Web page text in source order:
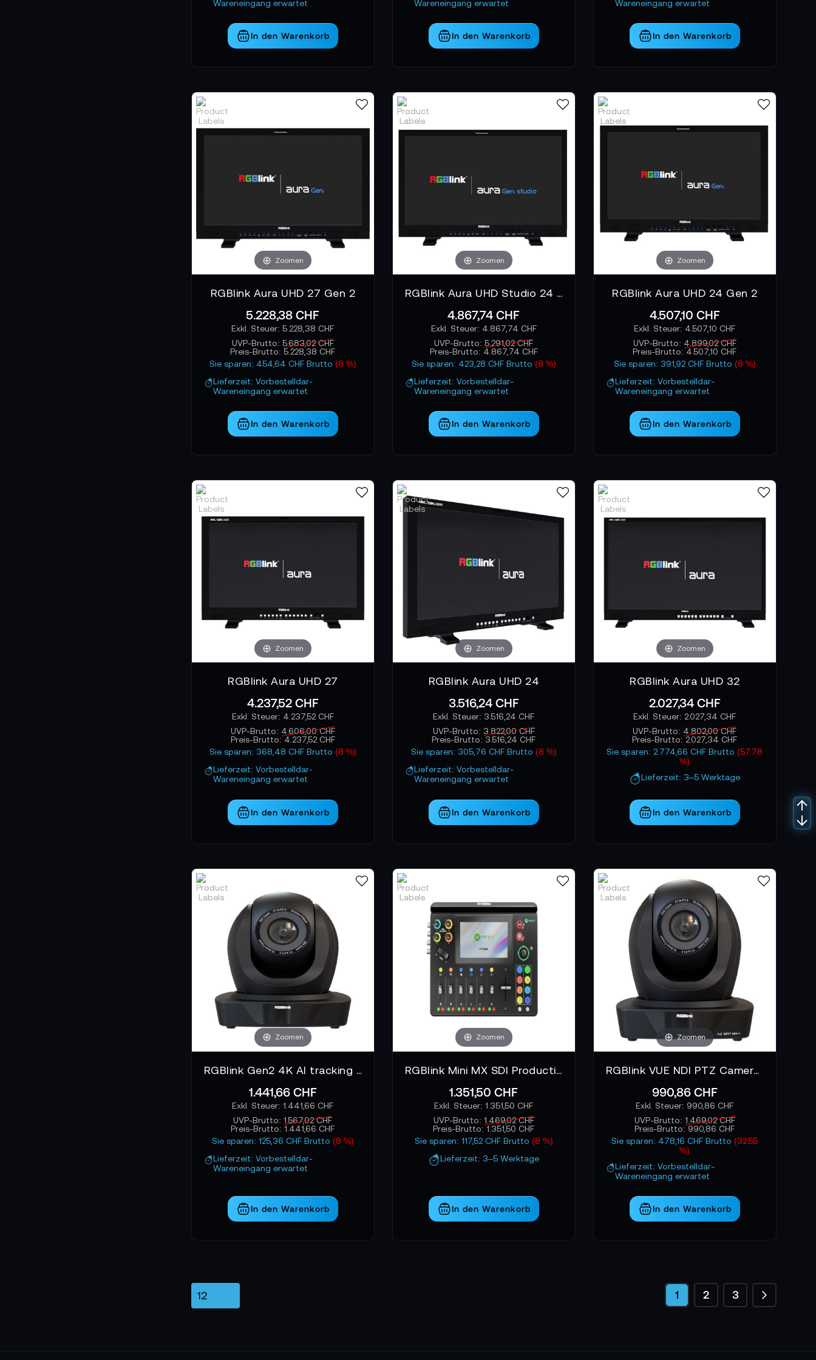
Wareneingang erwartet
In den Warenkorb
Wareneingang erwartet
In den Warenkorb
Wareneingang erwartet
In den Warenkorb
Zoomen
RGBlink Aura UHD 27 Gen 2
5.228,38 CHF
5.228,38 CHF
UVP-Brutto: 5.683,02 CHF
Preis-Brutto:5.228,38 CHF
Sie sparen: 454,64 CHF Brutto (8 %)
Lieferzeit: Vorbestelldar-
Wareneingang erwartet
In den Warenkorb
Zoomen
RGBlink Aura UHD Studio 24 Gen 2
4.867,74 CHF
4.867,74 CHF
UVP-Brutto:5.291,02 CHF
Preis-Brutto: 4.867,74 CHF
Sie sparen: 423,28 CHF Brutto (8 %)
Lieferzeit: Vorbestelldar-
Wareneingang erwartet
In den Warenkorb
Zoomen
RGBlink Aura UHD 24 Gen 2
4.507,10 CHF
4.507,10 CHF
UVP-Brutto: 4.899,02 CHF
Preis-Brutto:4.507,10 CHF
Sie sparen: 391,92 CHF Brutto (8 %)
Lieferzeit: Vorbestelldar-
Wareneingang erwartet
In den Warenkorb
Zoomen
RGBlink Aura UHD 27
4.237,52 CHF
4.237,52 CHF
UVP-Brutto: 4.606,00 CHF
Preis-Brutto:4.237,52 CHF
Sie sparen: 368,48 CHF Brutto (8 %)
Lieferzeit: Vorbestelldar-
Wareneingang erwartet
In den Warenkorb
Zoomen
RGBlink Aura UHD 24
3.516,24 CHF
3.516,24 CHF
UVP-Brutto: 3.822,00 CHF
Preis-Brutto:3.516,24 CHF
Sie sparen: 305,76 CHF Brutto (8 %)
Lieferzeit: Vorbestelldar-
Wareneingang erwartet
In den Warenkorb
Zoomen
RGBlink Aura UHD 32
2.027,34 CHF
2.027,34 CHF
UVP-Brutto: 4.802,00 CHF
Preis-Brutto:2.027,34 CHF
Sie sparen: 2.774,66 CHF Brutto(57.78
%)
Lieferzeit: 3–5 Werktage
In den Warenkorb
Zoomen
RGBlink Gen2 4K AI tracking VUE PTZ Camera 20x Optical Zoom with NDI
1.441,66 CHF
1.441,66 CHF
UVP-Brutto:1.567,02 CHF
Preis-Brutto:1.441,66 CHF
Sie sparen: 125,36 CHF Brutto (8 %)
Lieferzeit: Vorbestelldar-
Wareneingang erwartet
In den Warenkorb
Zoomen
RGBlink Mini MX SDI Production Mixer
1.351,50 CHF
1.351,50 CHF
UVP-Brutto: 1.469,02 CHF
Preis-Brutto:1.351,50 CHF
Sie sparen: 117,52 CHF Brutto (8 %)
Lieferzeit: 3–5 Werktage
In den Warenkorb
Zoomen
RGBlink VUE NDI PTZ Camera 20x Optical Zoom
990,86 CHF
990,86 CHF
UVP-Brutto: 1.469,02 CHF
Preis-Brutto:990,86 CHF
Sie sparen: 478,16 CHF Brutto(32.55
%)
Lieferzeit: Vorbestelldar-
Wareneingang erwartet
In den Warenkorb
SeiteSie lesen gerade die Seite
1 Seite
2 Seite
3